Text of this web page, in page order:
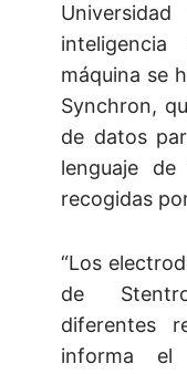
máquina se
Synchron,
de datos
lenguaje de
recogidas
“Los
de
diferentes
informa